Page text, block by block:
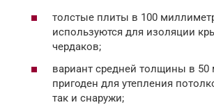
толстые плиты в 100
используются для изоляции
чердаков;
вариант средней толщины в
пригоден для утепления
так и снаружи;